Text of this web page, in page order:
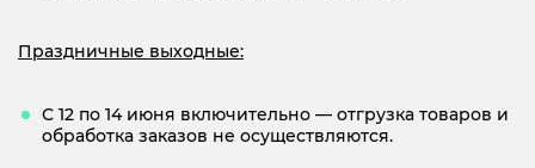
Праздничные выходные:
С 12 по 14 июня включительно — отгрузка товаров и
обработка заказов не осуществляются.